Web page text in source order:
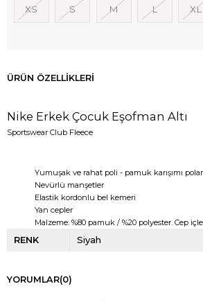
XS S M L XL
ÜRÜN ÖZELLIKLERI
Nike Erkek Çocuk Eşofman Altı
Sportswear Club Fleece
Yumuşak ve rahat poli - pamuk karışımı
Nevürlü manşetler
Elastik kordonlu bel kemeri
Yan cepler
Malzeme: %80 pamuk / %20 polyester. Cep
RENK Siyah
YORUMLAR(0)